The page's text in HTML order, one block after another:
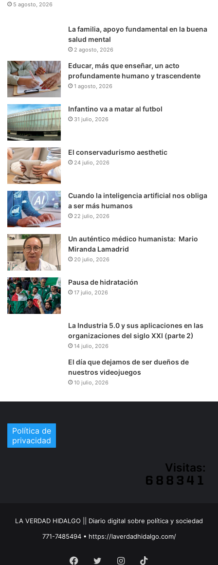
5 agosto, 2026
La familia, apoyo fundamental en la buena
salud mental
2 agosto, 2026
Educar, más que enseñar, un acto
profundamente humano y trascendente
1 agosto, 2026
Infantino va a matar al futbol
31 julio, 2026
El conservadurismo aesthetic
24 julio, 2026
Cuando la inteligencia artificial nos obliga
a ser más humanos
22 julio, 2026
Un auténtico médico humanista: Mario
Miranda Lamadrid
20 julio, 2026
Pausa de hidratación
17 julio, 2026
La Industria 5.0 y sus aplicaciones en las
organizaciones del siglo XXI (parte 2)
14 julio, 2026
El día que dejamos de ser dueños de
nuestros videojuegos
10 julio, 2026
Política de
privacidad
Visitas:
LA VERDAD HIDALGO || Diario digital sobre política y sociedad
771-7485494 • https://laverdadhidalgo.com/
Facebook
TwitterInstagram